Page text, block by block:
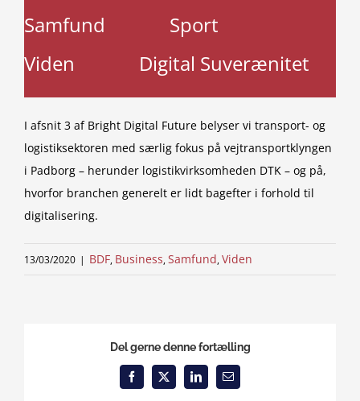
Samfund
Sport
Viden
Digital Suverænitet
I afsnit 3 af Bright Digital Future belyser vi transport- og
logistiksektoren med særlig fokus på vejtransportklyngen
i Padborg – herunder logistikvirksomheden DTK – og på,
hvorfor branchen generelt er lidt bagefter i forhold til
digitalisering.
13/03/2020 | BDF, Business,Samfund,Viden
Del gerne denne fortælling
Facebook
X LinkedInEmail